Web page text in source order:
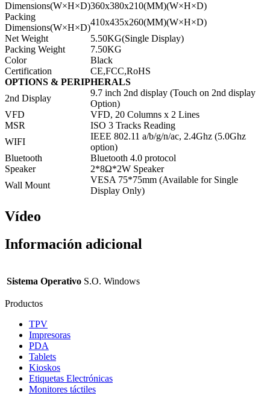
Dimensions(W×H×D)360x380x210(MM)(W×H×D)
Packing
Dimensions(W×H×D)
410x435x260(MM)(W×H×D)
Net Weight
5.50KG(Single Display)
Packing Weight
7.50KG
Color
Black
Certification
CE,FCC,RoHS
OPTIONS & PERIPHERALS
2nd Display
9.7 inch 2nd display (Touch on 2nd display
Option)
VFD
VFD, 20 Columns x 2 Lines
MSR
ISO 3 Tracks Reading
WIFI
IEEE 802.11 a/b/g/n/ac, 2.4Ghz (5.0Ghz
option)
Bluetooth
Bluetooth 4.0 protocol
Speaker
2*8Ω*2W Speaker
Wall Mount
VESA 75*75mm (Available for Single
Display Only)
Vídeo
Información adicional
Sistema Operativo S.O. Windows
Productos
TPV
Impresoras
PDA
Tablets
Kioskos
Etiquetas Electrónicas
Monitores táctiles